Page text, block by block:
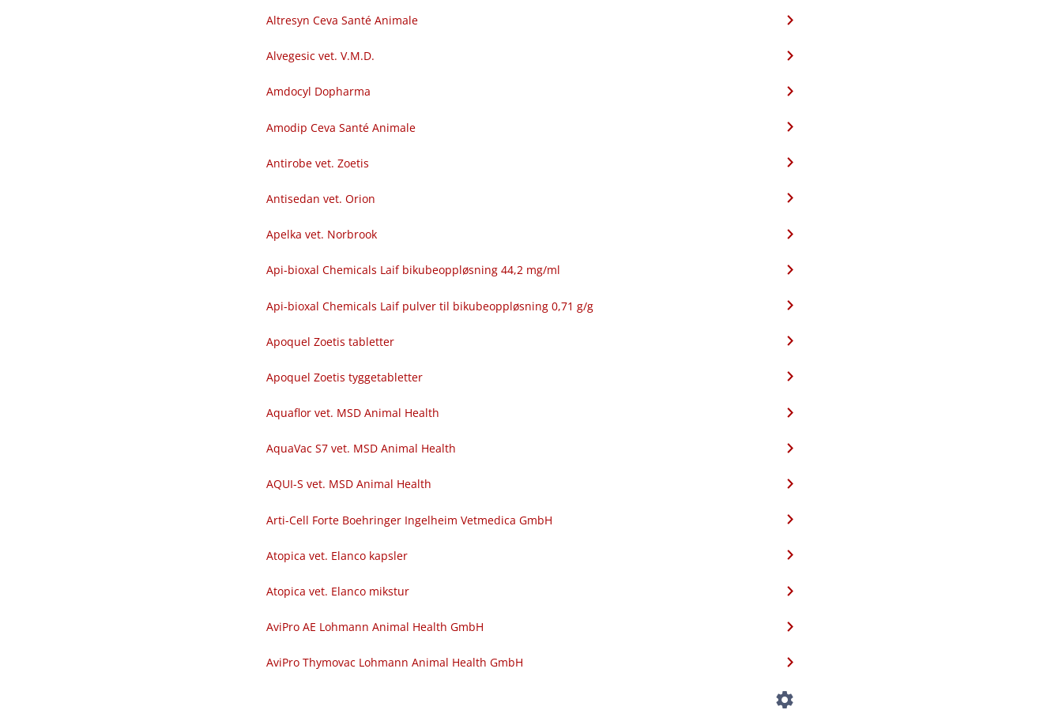
Altresyn Ceva Santé Animale
Alvegesic vet. V.M.D.
Amdocyl Dopharma
Amodip Ceva Santé Animale
Antirobe vet. Zoetis
Antisedan vet. Orion
Apelka vet. Norbrook
Api-bioxal Chemicals Laif bikubeoppløsning 44,2 mg/ml
Api-bioxal Chemicals Laif pulver til bikubeoppløsning 0,71 g/g
Apoquel Zoetis tabletter
Apoquel Zoetis tyggetabletter
Aquaflor vet. MSD Animal Health
AquaVac S7 vet. MSD Animal Health
AQUI-S vet. MSD Animal Health
Arti-Cell Forte Boehringer Ingelheim Vetmedica GmbH
Atopica vet. Elanco kapsler
Atopica vet. Elanco mikstur
AviPro AE Lohmann Animal Health GmbH
AviPro Thymovac Lohmann Animal Health GmbH